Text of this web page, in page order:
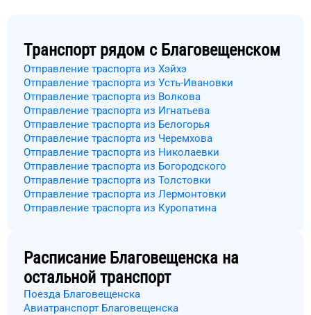
Транспорт рядом с Благовещенском
Отправление траспорта из Хэйхэ
Отправление траспорта из Усть-Ивановки
Отправление траспорта из Волкова
Отправление траспорта из Игнатьева
Отправление траспорта из Белогорья
Отправление траспорта из Черемхова
Отправление траспорта из Николаевки
Отправление траспорта из Богородского
Отправление траспорта из Толстовки
Отправление траспорта из Лермонтовки
Отправление траспорта из Куропатина
Расписание Благовещенска на
остальной транспорт
Поезда Благовещенска
Авиатранспорт Благовещенска